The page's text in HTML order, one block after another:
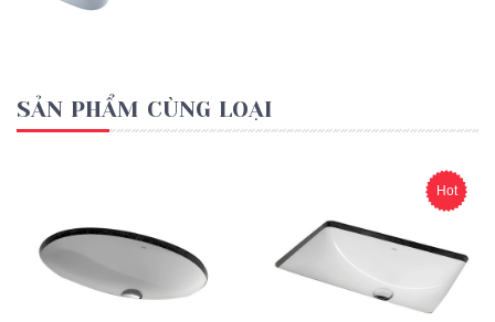
SẢN PHẨM CÙNG LOẠI
Hot